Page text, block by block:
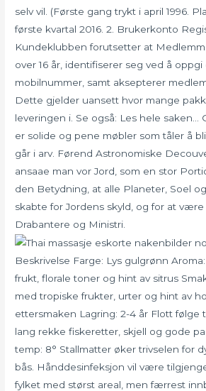
selv vil. (Første gang trykt i april 1996.
første kvartal 2016. 2. Brukerkonto
Kundeklubben forutsetter at
over 16 år, identifiserer seg ved å
mobilnummer, samt aksepterer
Dette gjelder uansett hvor mange
leveringen i. Se også: Les hele saken…
er solide og pene møbler som tåler å
går i arv. Førend Astronomiske
ansaae man vor Jord, som en stor
den Betydning, at alle Planeter, Soel
skabte for Jordens skyld, og for at
Drabantere og Ministri.
Beskrivelse Farge: Lys gulgrønn
frukt, florale toner og hint av sitrus
med tropiske frukter, urter og hint av
ettersmaken Lagring: 2-4 år Flott følge
lang rekke fiskeretter, skjell og gode
temp: 8° Stallmatter øker trivselen for
bås. Hånddesinfeksjon vil være
fylket med størst areal, men færrest